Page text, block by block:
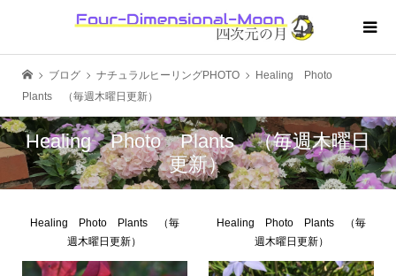
ブログ ナチュラルヒーリングPHOTO
Healing Photo
Plants （毎週木曜日更新）
Healing Photo Plants （毎週木曜日
更新）
Healing Photo Plants （毎
週木曜日更新）
Healing Photo Plants （毎
週木曜日更新）